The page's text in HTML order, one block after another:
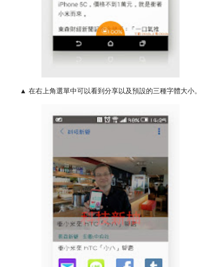
▲ 在右上角選單中可以看到分享以及預設的三種字體大小。